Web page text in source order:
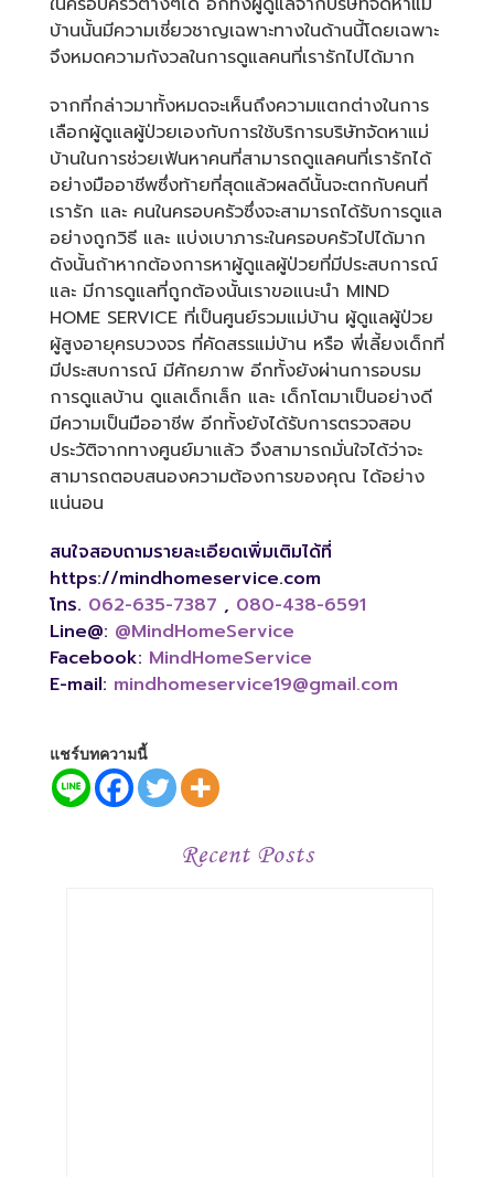
บ้านนั้นมีความเชี่ยวชาญเฉพาะทางในด้านนี้โดยเฉพาะ
จึงหมดความกังวลในการดูแลคนที่เรารักไปได้มาก
จากที่กล่าวมาทั้งหมดจะเห็นถึงความแตกต่างในการ
เลือกผู้ดูแลผู้ป่วยเองกับการใช้บริการบริษัทจัดหาแม่
บ้านในการช่วยเฟ้นหาคนที่สามารถดูแลคนที่เรารักได้
อย่างมืออาชีพซึ่งท้ายที่สุดแล้วผลดีนั้นจะตกกับคนที่
เรารัก และ คนในครอบครัวซึ่งจะสามารถได้รับการดูแล
อย่างถูกวิธี และ แบ่งเบาภาระในครอบครัวไปได้มาก
ดังนั้นถ้าหากต้องการหาผู้ดูแลผู้ป่วยที่มีประสบการณ์
และ มีการดูแลที่ถูกต้องนั้นเราขอแนะนำ MIND
HOME SERVICE ที่เป็นศูนย์รวมแม่บ้าน ผู้ดูแลผู้ป่วย
ผู้สูงอายุครบวงจร ที่คัดสรรแม่บ้าน หรือ พี่เลี้ยงเด็กที่
มีประสบการณ์ มีศักยภาพ อีกทั้งยังผ่านการอบรม
การดูแลบ้าน ดูแลเด็กเล็ก และ เด็กโตมาเป็นอย่างดี
มีความเป็นมืออาชีพ อีกทั้งยังได้รับการตรวจสอบ
ประวัติจากทางศูนย์มาแล้ว จึงสามารถมั่นใจได้ว่าจะ
สามารถตอบสนองความต้องการของคุณ ได้อย่าง
แน่นอน
สนใจสอบถามรายละเอียดเพิ่มเติมได้ที่
https://mindhomeservice.com
โทร. 062-635-7387 , 080-438-6591
Line@: @MindHomeService
Facebook: MindHomeService
E-mail: mindhomeservice19@gmail.com
แชร์บทความนี้
Recent Posts